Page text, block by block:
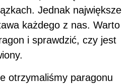
Jednak największe
każdego z nas. Warto
i sprawdzić, czy jest
otrzymaliśmy paragonu